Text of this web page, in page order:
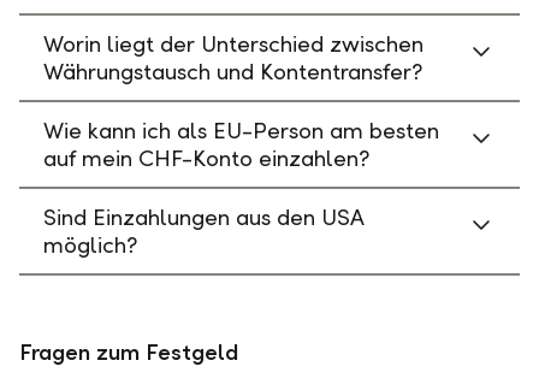
Worin liegt der Unterschied zwischen
Währungstausch und Kontentransfer?
Wie kann ich als EU-Person am besten
auf mein CHF-Konto einzahlen?
Sind Einzahlungen aus den USA
möglich?
Fragen zum Festgeld